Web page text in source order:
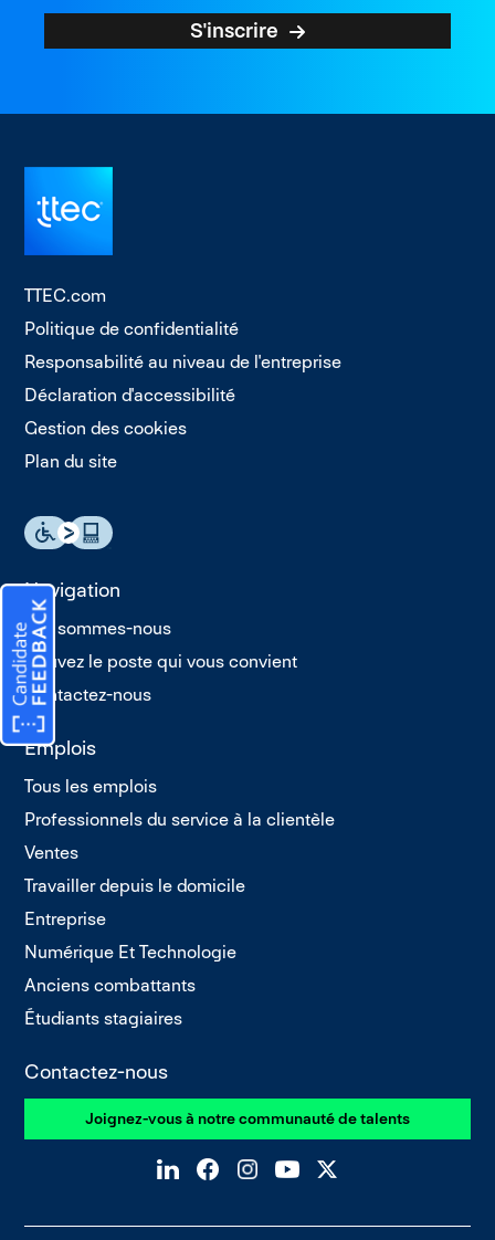
S'inscrire
TTEC.com
Politique de confidentialité
Responsabilité au niveau de l'entreprise
Déclaration d'accessibilité
Gestion des cookies
Plan du site
Navigation
Qui sommes-nous
Trouvez le poste qui vous convient
Contactez-nous
Emplois
Tous les emplois
Professionnels du service à la clientèle
Ventes
Travailler depuis le domicile
Entreprise
Numérique Et Technologie
Anciens combattants
Étudiants stagiaires
Contactez-nous
Joignez-vous à notre communauté de talents